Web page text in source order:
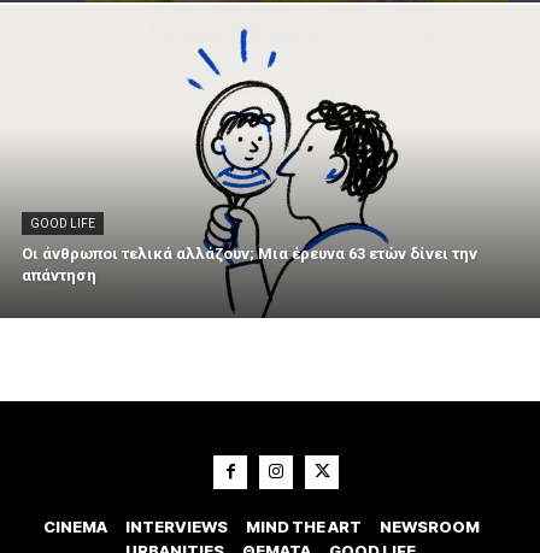
GOOD LIFE
Οι άνθρωποι τελικά αλλάζουν; Μια έρευνα 63 ετών δίνει την
απάντηση
CINEMA INTERVIEWS MIND THE ART
NEWSROOM